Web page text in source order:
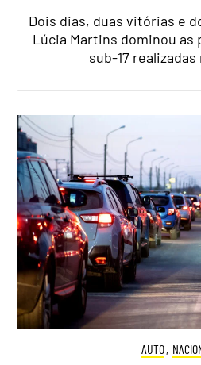
Dois dias, duas vitórias e
Lúcia Martins dominou as
sub-17
AUTO,